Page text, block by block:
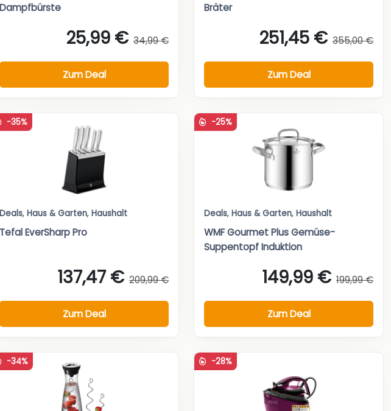
Dampfbürste
25,99 € 34,99 €
Zum Deal
Bräter
251,45 € 355,00 €
Zum Deal
-35%
Deals, Haus & Garten, Haushalt
Tefal EverSharp Pro
137,47 € 209,99 €
Zum Deal
-25%
Deals, Haus & Garten, Haushalt
WMF Gourmet Plus Gemüse-
Suppentopf Induktion
149,99 € 199,99 €
Zum Deal
-34% -28%